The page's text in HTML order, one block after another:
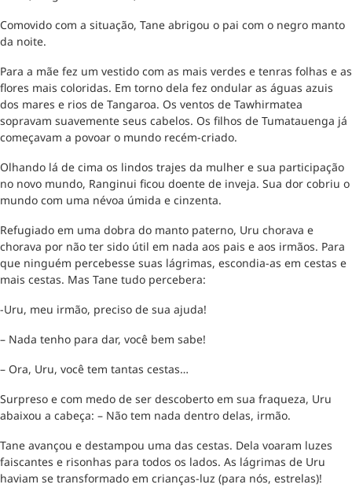
Comovido com a situação, Tane abrigou o pai com o negro manto
da noite.
Para a mãe fez um vestido com as mais verdes e tenras folhas e as
flores mais coloridas. Em torno dela fez ondular as águas azuis
dos mares e rios de Tangaroa. Os ventos de Tawhirmatea
sopravam suavemente seus cabelos. Os filhos de Tumatauenga já
começavam a povoar o mundo recém-criado.
Olhando lá de cima os lindos trajes da mulher e sua participação
no novo mundo, Ranginui ficou doente de inveja. Sua dor cobriu o
mundo com uma névoa úmida e cinzenta.
Refugiado em uma dobra do manto paterno, Uru chorava e
chorava por não ter sido útil em nada aos pais e aos irmãos. Para
que ninguém percebesse suas lágrimas, escondia-as em cestas e
mais cestas. Mas Tane tudo percebera:
-Uru, meu irmão, preciso de sua ajuda!
– Nada tenho para dar, você bem sabe!
– Ora, Uru, você tem tantas cestas…
Surpreso e com medo de ser descoberto em sua fraqueza, Uru
abaixou a cabeça: – Não tem nada dentro delas, irmão.
Tane avançou e destampou uma das cestas. Dela voaram luzes
faiscantes e risonhas para todos os lados. As lágrimas de Uru
haviam se transformado em crianças-luz (para nós, estrelas)!